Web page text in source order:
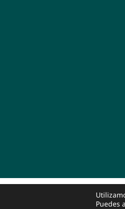
© Copyright 2026 | Psicología
Puedes